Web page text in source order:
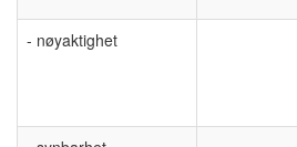
- nøyaktighet